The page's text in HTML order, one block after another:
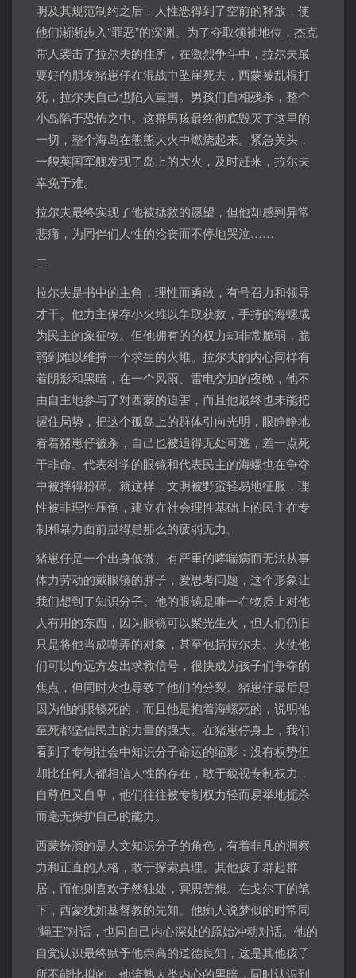
明及其规范制约之后，人性恶得到了空前的释放，使
他们渐渐步入“罪恶”的深渊。为了夺取领袖地位，杰克
带人袭击了拉尔夫的住所，在激烈争斗中，拉尔夫最
要好的朋友猪崽仔在混战中坠崖死去，西蒙被乱棍打
死，拉尔夫自己也陷入重围。男孩们自相残杀，整个
小岛陷于恐怖之中。这群男孩最终彻底毁灭了这里的
一切，整个海岛在熊熊大火中燃烧起来。紧急关头，
一艘英国军舰发现了岛上的大火，及时赶来，拉尔夫
幸免于难。
拉尔夫最终实现了他被拯救的愿望，但他却感到异常
悲痛，为同伴们人性的沦丧而不停地哭泣……
二
拉尔夫是书中的主角，理性而勇敢，有号召力和领导
才干。他力主保存小火堆以争取获救，手持的海螺成
为民主的象征物。但他拥有的的权力却非常脆弱，脆
弱到难以维持一个求生的火堆。拉尔夫的内心同样有
着阴影和黑暗，在一个风雨、雷电交加的夜晚，他不
由自主地参与了对西蒙的迫害，而且他最终也未能把
握住局势，把这个孤岛上的群体引向光明，眼睁睁地
看着猪崽仔被杀，自己也被追得无处可逃，差一点死
于非命。代表科学的眼镜和代表民主的海螺也在争夺
中被摔得粉碎。就这样，文明被野蛮轻易地征服，理
性被非理性压倒，建立在社会理性基础上的民主在专
制和暴力面前显得是那么的疲弱无力。
猪崽仔是一个出身低微、有严重的哮喘病而无法从事
体力劳动的戴眼镜的胖子，爱思考问题，这个形象让
我们想到了知识分子。他的眼镜是唯一在物质上对他
人有用的东西，因为眼镜可以聚光生火，但人们仍旧
只是将他当成嘲弄的对象，甚至包括拉尔夫。火使他
们可以向远方发出求救信号，很快成为孩子们争夺的
焦点，但同时火也导致了他们的分裂。猪崽仔最后是
因为他的眼镜死的，而且他是抱着海螺死的，说明他
至死都坚信民主的力量的强大。在猪崽仔身上，我们
看到了专制社会中知识分子命运的缩影：没有权势但
却比任何人都相信人性的存在，敢于藐视专制权力，
自尊但又自卑，他们往往被专制权力轻而易举地扼杀
而毫无保护自己的能力。
西蒙扮演的是人文知识分子的角色，有着非凡的洞察
力和正直的人格，敢于探索真理。其他孩子群起群
居，而他则喜欢子然独处，冥思苦想。在戈尔丁的笔
下，西蒙犹如基督教的先知。他痴人说梦似的时常同
“蝇王”对话，也同自己内心深处的原始冲动对话。他的
自觉认识最终赋予他崇高的道德良知，这是其他孩子
所不能比拟的。他谙熟人类内心的黑暗，同时认识到